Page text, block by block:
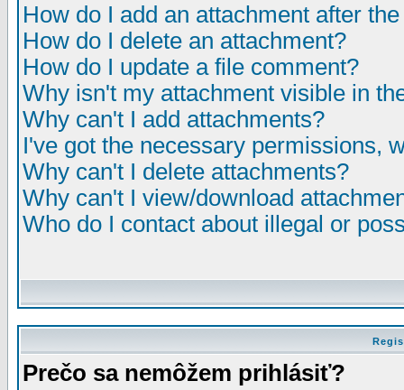
How do I add an attachment after
How do I delete an attachment?
How do I update a file comment?
Why isn't my attachment visible in
Why can't I add attachments?
I've got the necessary permissions,
Why can't I delete attachments?
Why can't I view/download
Who do I contact about illegal or
Prečo sa nemôžem prihlásiť?